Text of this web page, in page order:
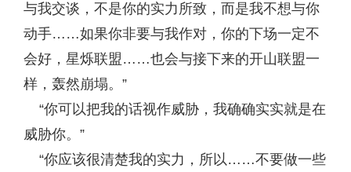
与我交谈，不是你的实力所致，而是我不想与你
动手……如果你非要与我作对，你的下场一定不
会好，星烁联盟……也会与接下来的开山联盟一
样，轰然崩塌。”
“你可以把我的话视作威胁，我确确实实就是在
威胁你。”
“你应该很清楚我的实力，所以……不要做一些